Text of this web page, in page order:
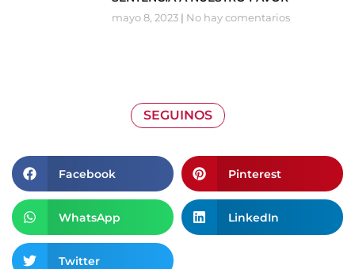
mayo 8, 2023 No hay comentarios
SEGUINOS
Facebook Pinterest
WhatsApp LinkedIn
Twitter